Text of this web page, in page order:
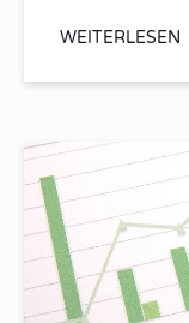
WEITERLESEN